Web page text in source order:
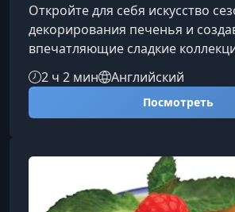
Откройте для себя искусство
декорирования печенья и
впечатляющие сладкие
радуют круглый год. В этом
дизайнер печенья Энн Йорк
техниками работы с цветом,
стилизованными надписями,
уровень.Что ждёт вас в этом
раскрывает ключевые подходы к
профессиональному
2 ч 2 мин Английский
Посмотреть